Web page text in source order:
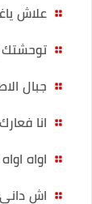
علاش
جبال
انا فعارك
اواه
اش داني